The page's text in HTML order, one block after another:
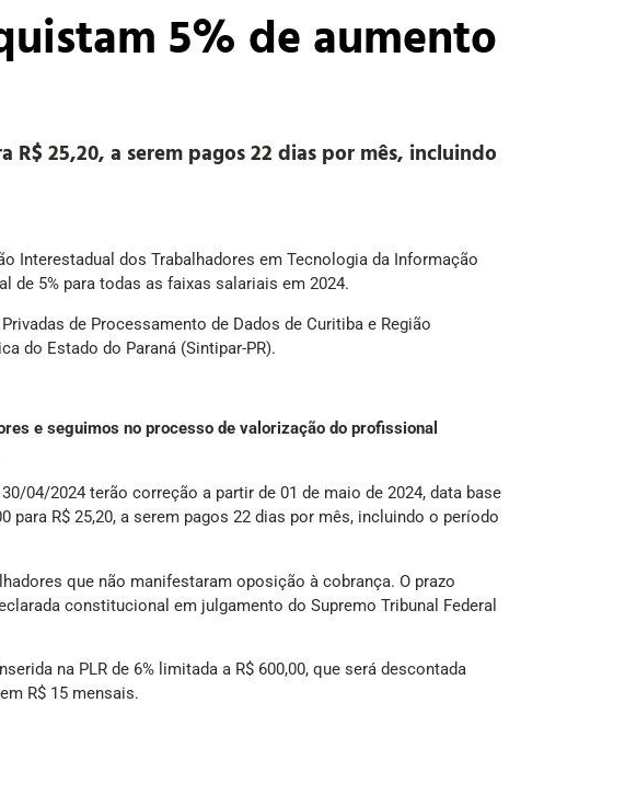
5% de aumento
25,20, a serem pagos 22 dias por mês, incluindo
Interestadual dos Trabalhadores em Tecnologia da Informação
5% para todas as faixas salariais em 2024.
de Processamento de Dados de Curitiba e Região
do Estado do Paraná (Sintipar-PR).
e seguimos no processo de valorização do profissional
04/2024 terão correção a partir de 01 de maio de 2024, data base
R$ 25,20, a serem pagos 22 dias por mês, incluindo o período
que não manifestaram oposição à cobrança. O prazo
constitucional em julgamento do Supremo Tribunal Federal
na PLR de 6% limitada a R$ 600,00, que será descontada
R$ 15 mensais.